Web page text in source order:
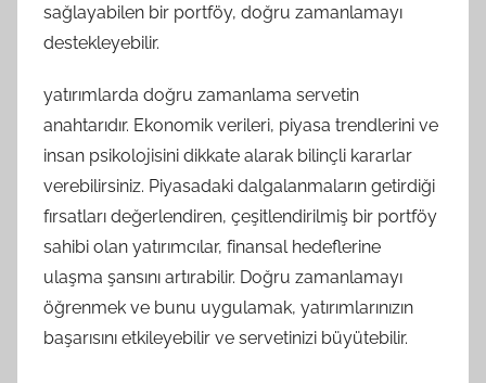
sağlayabilen bir portföy, doğru zamanlamayı
destekleyebilir.
yatırımlarda doğru zamanlama servetin
anahtarıdır. Ekonomik verileri, piyasa trendlerini ve
insan psikolojisini dikkate alarak bilinçli kararlar
verebilirsiniz. Piyasadaki dalgalanmaların getirdiği
fırsatları değerlendiren, çeşitlendirilmiş bir portföy
sahibi olan yatırımcılar, finansal hedeflerine
ulaşma şansını artırabilir. Doğru zamanlamayı
öğrenmek ve bunu uygulamak, yatırımlarınızın
başarısını etkileyebilir ve servetinizi büyütebilir.